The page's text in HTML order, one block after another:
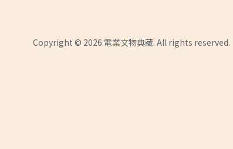
Copyright © 2026 電業文物典藏. All rights reserved.